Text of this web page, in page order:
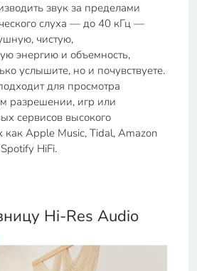
звук за пределами
слуха — до 40 кГц —
чистую,
энергию и объемность,
услышите, но и почувствуете.
для просмотра
разрешении, игр или
сервисов высокого
как Apple Music, Tidal, Amazon
HiFi.
Hi-Res Audio